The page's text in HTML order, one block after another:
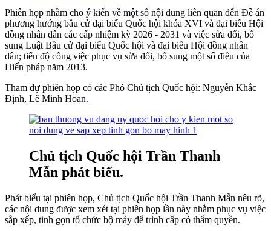
Phiên họp nhằm cho ý kiến về một số nội dung liên quan đến Đề án
phương hướng bầu cử đại biểu Quốc hội khóa XVI và đại biểu Hội
đồng nhân dân các cấp nhiệm kỳ 2026 - 2031 và việc sửa đổi, bổ
sung Luật Bầu cử đại biểu Quốc hội và đại biểu Hội đồng nhân
dân; tiến độ công việc phục vụ sửa đổi, bổ sung một số điều của
Hiến pháp năm 2013.
Tham dự phiên họp có các Phó Chủ tịch Quốc hội: Nguyễn Khắc
Định, Lê Minh Hoan.
Chủ tịch Quốc hội Trần Thanh
Mẫn phát biểu.
Phát biểu tại phiên họp, Chủ tịch Quốc hội Trần Thanh Mẫn nêu rõ,
các nội dung được xem xét tại phiên họp lần này nhằm phục vụ việc
sắp xếp, tinh gọn tổ chức bộ máy để trình cấp có thẩm quyền.